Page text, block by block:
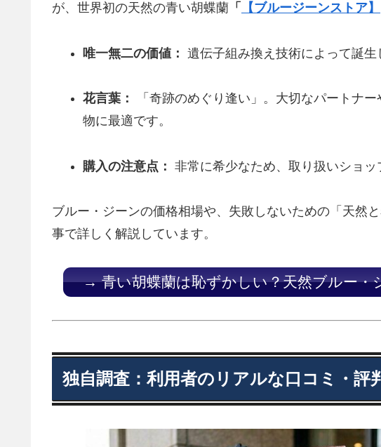
が、世界初の天然の青い胡蝶蘭 「 【ブルージーンストア】
唯一無二の価値： 遺伝子組み換え技術によって誕生
花言葉：
「奇跡のめぐり逢い」。大切なパートナ
物に最適です。
購入の注意点： 非常に希少なため、取り扱いショッ
ブルー・ジーンの価格相場や、失敗しないための「天然
事で詳しく解説しています。
→ 青い胡蝶蘭は恥ずかしい？天然ブルー・
独自調査：利用者のリアルな口コミ・評